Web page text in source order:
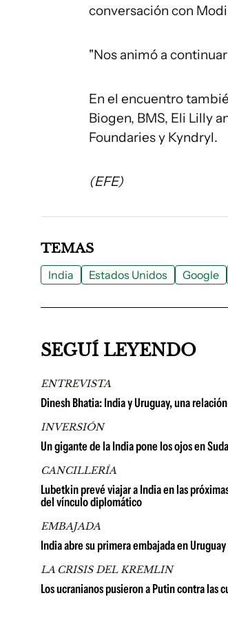
conversación con
"Nos animó a
En el encuentro
Biogen, BMS, Eli Lilly
Foundaries y Kyndryl.
(EFE)
TEMAS
India Estados Unidos Google
SEGUÍ LEYENDO
ENTREVISTA
Dinesh Bhatia: India y Uruguay, una
INVERSIÓN
Un gigante de la India pone los ojos en
CANCILLERÍA
Lubetkin prevé viajar a India en las
del vínculo diplomático
EMBAJADA
India abre su primera embajada en
LA CRISIS DEL KREMLIN
Los ucranianos pusieron a Putin contra las